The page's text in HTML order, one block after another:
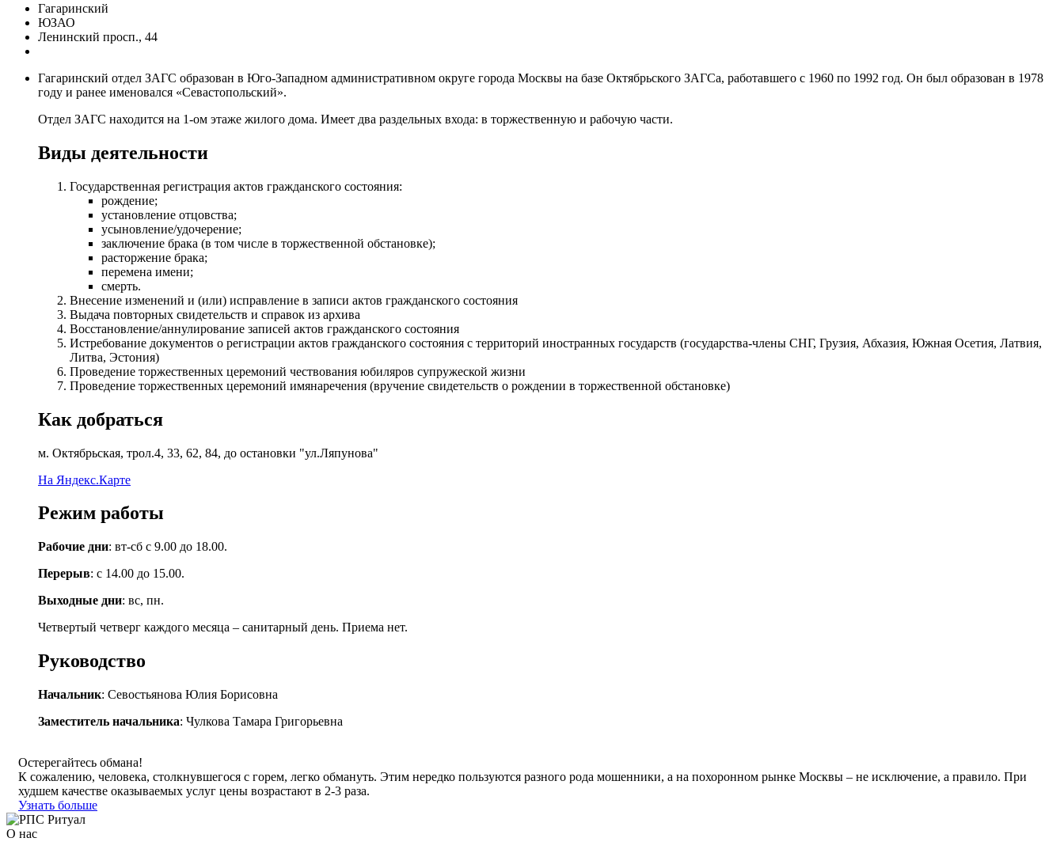
Гагаринский
ЮЗАО
Ленинский просп., 44
Гагаринский отдел ЗАГС образован в Юго-Западном административном округе города Москвы на базе Октябрьского ЗАГСа, работавшего с 1960 по 1992 год. Он был образован в 1978
году и ранее именовался «Севастопольский».
Отдел ЗАГС находится на 1-ом этаже жилого дома. Имеет два раздельных входа: в торжественную и рабочую части.
Виды деятельности
Государственная регистрация актов гражданского состояния:
рождение;
установление отцовства;
усыновление/удочерение;
заключение брака (в том числе в торжественной обстановке);
расторжение брака;
перемена имени;
смерть.
Внесение изменений и (или) исправление в записи актов гражданского состояния
Выдача повторных свидетельств и справок из архива
Восстановление/аннулирование записей актов гражданского состояния
Истребование документов о регистрации актов гражданского состояния с территорий иностранных государств (государства-члены СНГ, Грузия, Абхазия, Южная Осетия, Латвия,
Литва, Эстония)
Проведение торжественных церемоний чествования юбиляров супружеской жизни
Проведение торжественных церемоний имянаречения (вручение свидетельств о рождении в торжественной обстановке)
Как добраться
м. Октябрьская, трол.4, 33, 62, 84, до остановки "ул.Ляпунова"
На Яндекс.Карте
Режим работы
Рабочие дни: вт-сб с 9.00 до 18.00.
Перерыв: с 14.00 до 15.00.
Выходные дни: вс, пн.
Четвертый четверг каждого месяца – санитарный день. Приема нет.
Руководство
Начальник: Севостьянова Юлия Борисовна
Заместитель начальника: Чулкова Тамара Григорьевна
Остерегайтесь обмана!
К сожалению, человека, столкнувшегося с горем, легко обмануть. Этим нередко пользуются разного рода мошенники, а на похоронном рынке Москвы – не исключение, а правило. При
худшем качестве оказываемых услуг цены возрастают в 2-3 раза.
Узнать больше
О нас